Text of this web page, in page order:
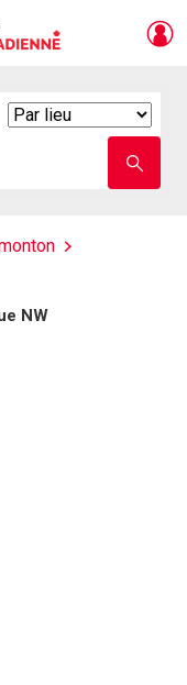
nom
NW